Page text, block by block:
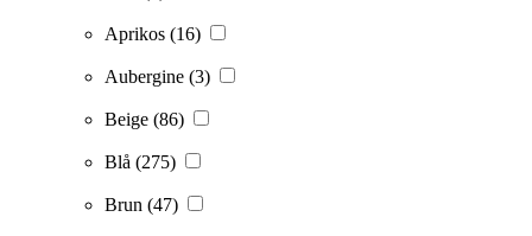
Aprikos (16)
Aubergine (3)
Beige (86)
Blå (275)
Brun (47)